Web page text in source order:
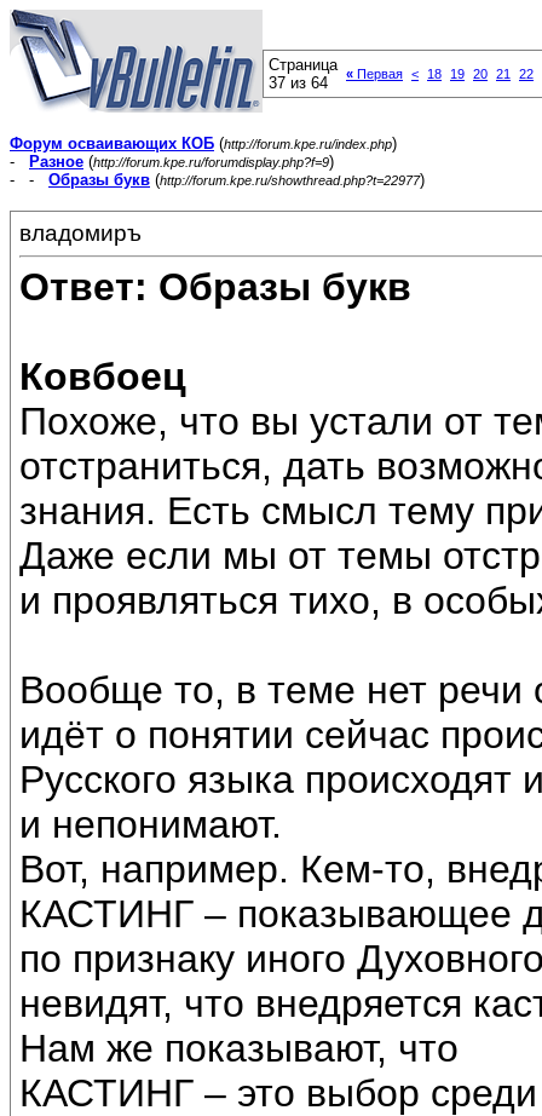
Страница
37 из 64
« Первая < 18 19 20 21 22
Форум осваивающих КОБ (http://forum.kpe.ru/index.php)
-
Разное (http://forum.kpe.ru/forumdisplay.php?f=9)
- - Образы букв (http://forum.kpe.ru/showthread.php?t=22977)
владомиръ
Ответ: Образы букв
Ковбоец
Похоже, что вы устали от
отстраниться, дать
знания. Есть смысл тему
Даже если мы от темы
и проявляться тихо, в
Вообще то, в теме нет речи
идёт о понятии сейчас
Русского языка
и непонимают.
Вот, например. Кем-то,
КАСТИНГ – показывающее
по признаку иного
невидят, что внедряется
Нам же показывают, что
КАСТИНГ – это выбор среди